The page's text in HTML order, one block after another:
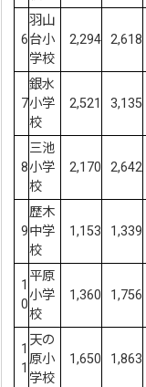
6
羽山
台小
学校
2,294 2,618
7
銀水
小学
校
2,521 3,135
8
三池
小学
校
2,170 2,642
9
歴木
中学
校
1,153 1,339
1
0
平原
小学
校
1,360 1,756
1
1
天の
原小
学校
1,650 1,863